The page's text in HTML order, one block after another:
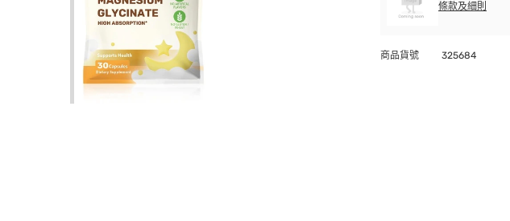
條款及細則
商品貨號 325684